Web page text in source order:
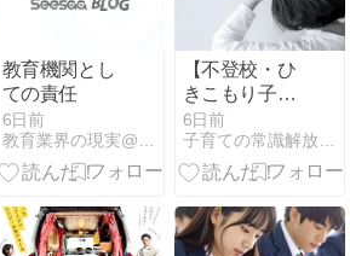
教育機関とし
ての責任
6日前
【不登校・ひ
きこもり子育
て】その相
談、逆に悩み
を深くしてい
せん
6日前